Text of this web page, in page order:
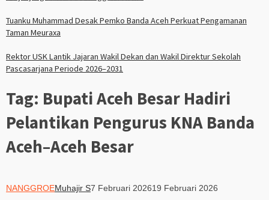
Tuanku Muhammad Desak Pemko Banda Aceh Perkuat Pengamanan
Taman Meuraxa
Rektor USK Lantik Jajaran Wakil Dekan dan Wakil Direktur Sekolah
Pascasarjana Periode 2026–2031
Tag: Bupati Aceh Besar Hadiri
Pelantikan Pengurus KNA Banda
Aceh–Aceh Besar
NANGGROEMuhajir S7 Februari 202619 Februari 2026